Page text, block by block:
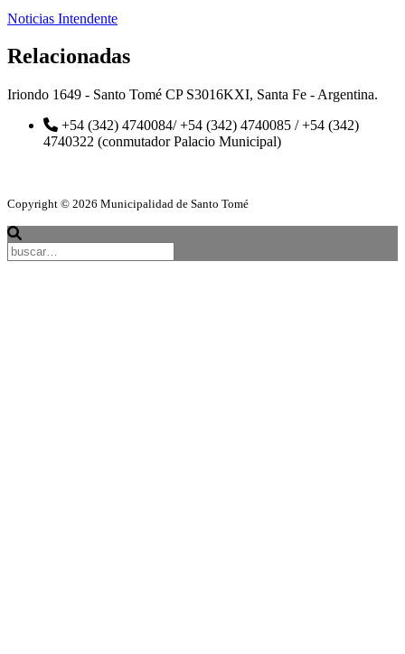
Noticias Intendente
Relacionadas
Iriondo 1649 - Santo Tomé CP S3016KXI, Santa Fe - Argentina.
+54 (342) 4740084/ +54 (342) 4740085 / +54 (342)
4740322 (conmutador Palacio Municipal)
Copyright © 2026 Municipalidad de Santo Tomé